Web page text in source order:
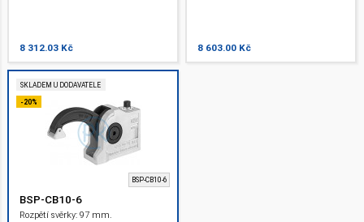
8 312.03 Kč 8 603.00 Kč
SKLADEM U DODAVATELE
-20%
BSP-CB10-6
BSP-CB10-6
Rozpětí svěrky: 97 mm.